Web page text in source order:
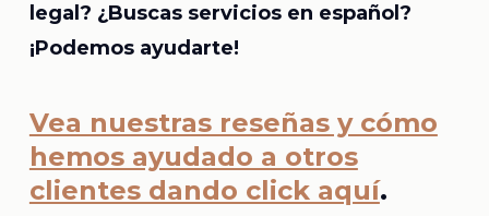
legal? ¿Buscas servicios en español?
¡Podemos ayudarte!
Vea nuestras reseñas y cómo
hemos ayudado a otros
clientes dando click aquí.